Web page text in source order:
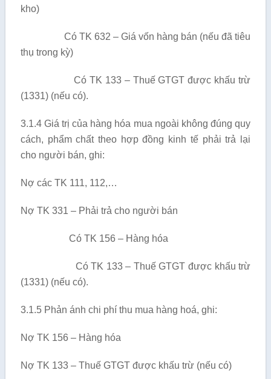
kho)
Có TK 632 – Giá vốn hàng bán (nếu đã tiêu
thụ trong kỳ)
Có TK 133 – Thuế GTGT được khấu trừ
(1331) (nếu có).
3.1.4 Giá trị của hàng hóa mua ngoài không đúng quy
cách, phẩm chất theo hợp đồng kinh tế phải trả lại
cho người bán, ghi:
Nợ các TK 111, 112,…
Nợ TK 331 – Phải trả cho người bán
Có TK 156 – Hàng hóa
Có TK 133 – Thuế GTGT được khấu trừ
(1331) (nếu có).
3.1.5 Phản ánh chi phí thu mua hàng hoá, ghi:
Nợ TK 156 – Hàng hóa
Nợ TK 133 – Thuế GTGT được khấu trừ (nếu có)